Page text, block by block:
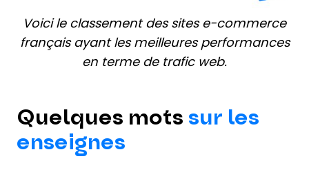
Voici le classement des sites e-commerce
français ayant les meilleures performances
en terme de trafic web.
Quelques mots sur les
enseignes